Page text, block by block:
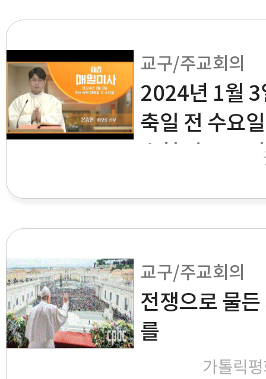
교구/주교회의
2024년 1월 3
축일 전 수요
승현 바오로
교구/주교회의
전쟁으로 물
를
가톨릭